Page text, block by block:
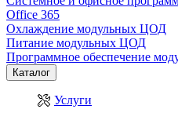
Office 365
Охлаждение модульных ЦОД
Питание модульных ЦОД
Программное обеспечение
Каталог
Услуги